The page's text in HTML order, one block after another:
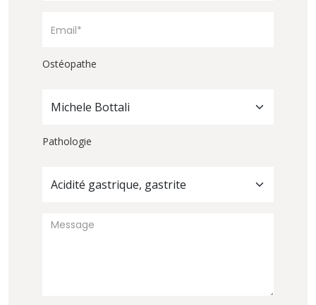
Ostéopathe
Michele Bottali
Pathologie
Acidité gastrique, gastrite